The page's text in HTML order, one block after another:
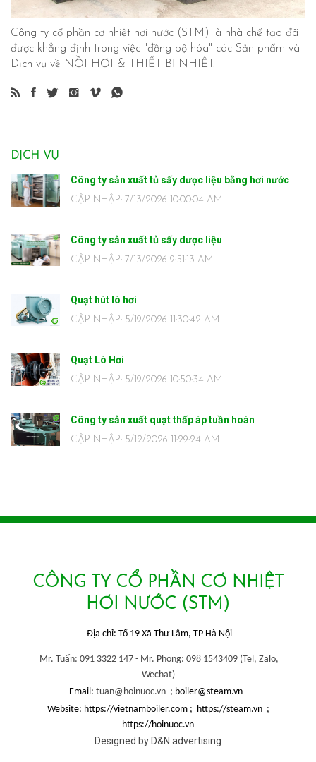
Công ty cổ phần cơ nhiệt hơi nước (STM) là nhà chế tạo đã
được khẳng định trong việc "đồng bộ hóa" các Sản phẩm và
Dịch vụ về NỒI HƠI & THIẾT BỊ NHIỆT.
DỊCH VỤ
Công ty sản xuất tủ sấy dược liệu bằng hơi nước
CẬP NHẬP: 7/13/2026 10:00:04 AM
Công ty sản xuất tủ sấy dược liệu
CẬP NHẬP: 7/13/2026 9:51:13 AM
Quạt hút lò hơi
CẬP NHẬP: 5/19/2026 11:30:42 AM
Quạt Lò Hơi
CẬP NHẬP: 5/19/2026 10:50:34 AM
Công ty sản xuất quạt thấp áp tuần hoàn
CẬP NHẬP: 5/12/2026 11:29:24 AM
CÔNG TY CỔ PHẦN CƠ NHIỆT
HƠI NƯỚC (STM)
Địa chỉ: Tổ 19 Xã Thư Lâm, TP Hà Nội
Mr. Tuấn: 091 3322 147 - Mr. Phong: 098 1543409 (Tel, Zalo,
Wechat)
Email: tuan@hoinuoc.vn ; boiler@steam.vn
Website: https://vietnamboiler.com ; https://steam.vn ;
https://hoinuoc.vn
Designed by D&N advertising